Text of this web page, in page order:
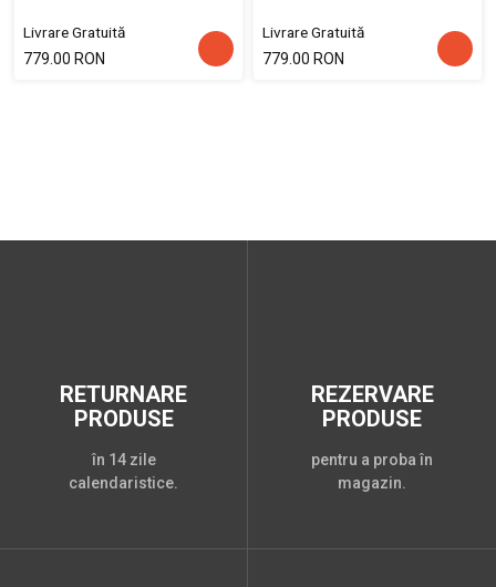
Livrare Gratuită
779.00 RON
Livrare Gratuită
779.00 RON
RETURNARE
PRODUSE
în 14 zile
calendaristice.
REZERVARE
PRODUSE
pentru a proba în
magazin.